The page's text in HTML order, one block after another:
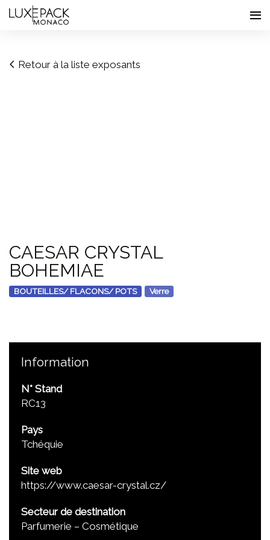
Consent choices
Retour à la liste exposants
CAESAR CRYSTAL
BOHEMIAE
BOUTEILLES/ FLACONS/ POTS Verre
Information
N° Stand
RC13
Pays
Tchéquie
Site web
https://www.caesar-crystal.cz/
Secteur de destination
Parfumerie – Cosmétique